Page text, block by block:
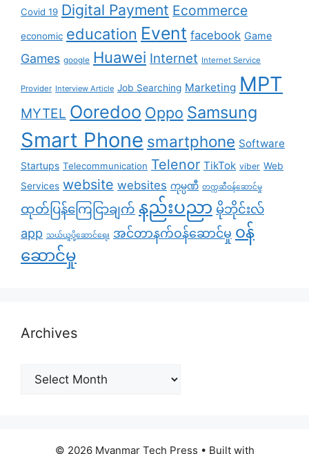
Covid 19 Digital Payment Ecommerce
economic education Event facebook Game
Games google Huawei Internet Internet Service
Provider Interview Article Job Searching Marketing MPT
MYTEL Ooredoo Oppo Samsung
Smart Phone smartphone Software
Startups Telecommunication Telenor TikTok viber Web
Services website websites ကုမ္ပဏီ တက္ကဆီဝန်ဆောင်မှု
ထုတ်ပြန်ကြေငြာချက် နည်းပညာ မိုဘိုင်းလ်
app သယ်ယူပို့ဆောင်ရေး အင်တာနက်ဝန်ဆောင်မှု ၀န်
ဆောင်မှု
Archives
Archives
© 2026 Myanmar Tech Press • Built with